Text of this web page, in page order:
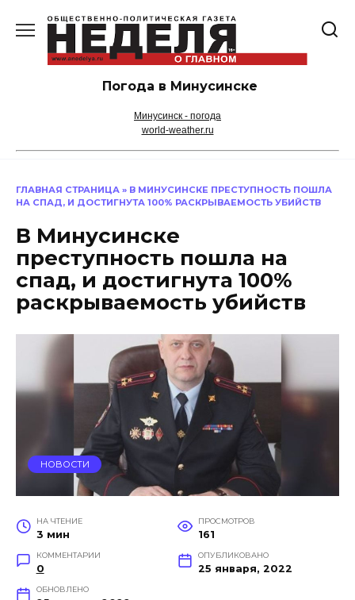
содержанию
Погода в Минусинске
Минусинск - погода
world-weather.ru
ГЛАВНАЯ СТРАНИЦА » В МИНУСИНСКЕ ПРЕСТУПНОСТЬ ПОШЛА
НА СПАД, И ДОСТИГНУТА 100% РАСКРЫВАЕМОСТЬ УБИЙСТВ
В Минусинске
преступность пошла на
спад, и достигнута 100%
раскрываемость убийств
НОВОСТИ
НА ЧТЕНИЕ
3 мин
ПРОСМОТРОВ
161
КОММЕНТАРИИ
0
ОПУБЛИКОВАНО
25 января, 2022
ОБНОВЛЕНО